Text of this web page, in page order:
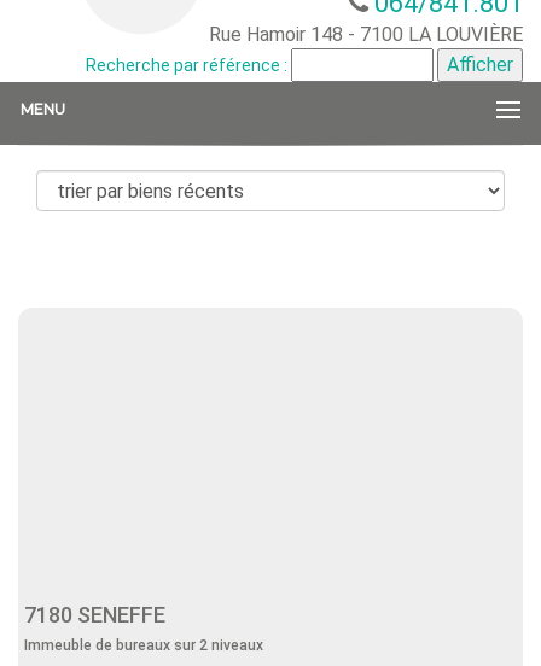
Rue Hamoir 148 - 7100 LA LOUVIÈRE
Recherche par référence :
MENU
7180 SENEFFE
Immeuble de bureaux sur 2 niveaux